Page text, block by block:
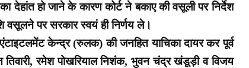
देहांत हो जाने के कारण कोर्ट ने बकाए की वसूली पर निर्देश
वसूलने पर सरकार स्वयं ही निर्णय ले।
केन्द्र (रुलक) की जनहित याचिका दायर कर पूर्व
तिवारी, रमेश पोखरियाल निशंक, भुवन चंद्र खंडूड़ी व विजय